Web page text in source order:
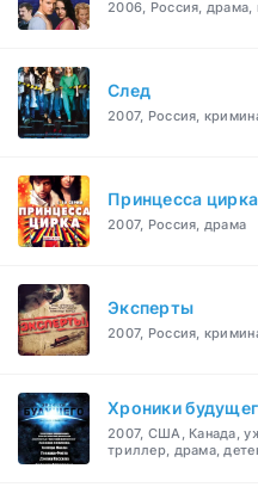
2006, Россия,
След
2007, Россия,
Принцесса цирка
2007, Россия, драма
Эксперты
2007, Россия,
Хроники
2007, США, Канада,
триллер, драма,